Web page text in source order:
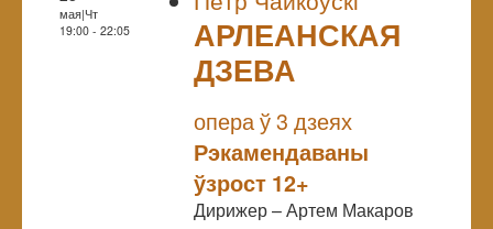
мая|Чт
19:00 - 22:05
АРЛЕАНСКАЯ
ДЗЕВА
опера ў 3 дзеях
Рэкамендаваны
ўзрост 12+
Дирижер – Артем Макаров